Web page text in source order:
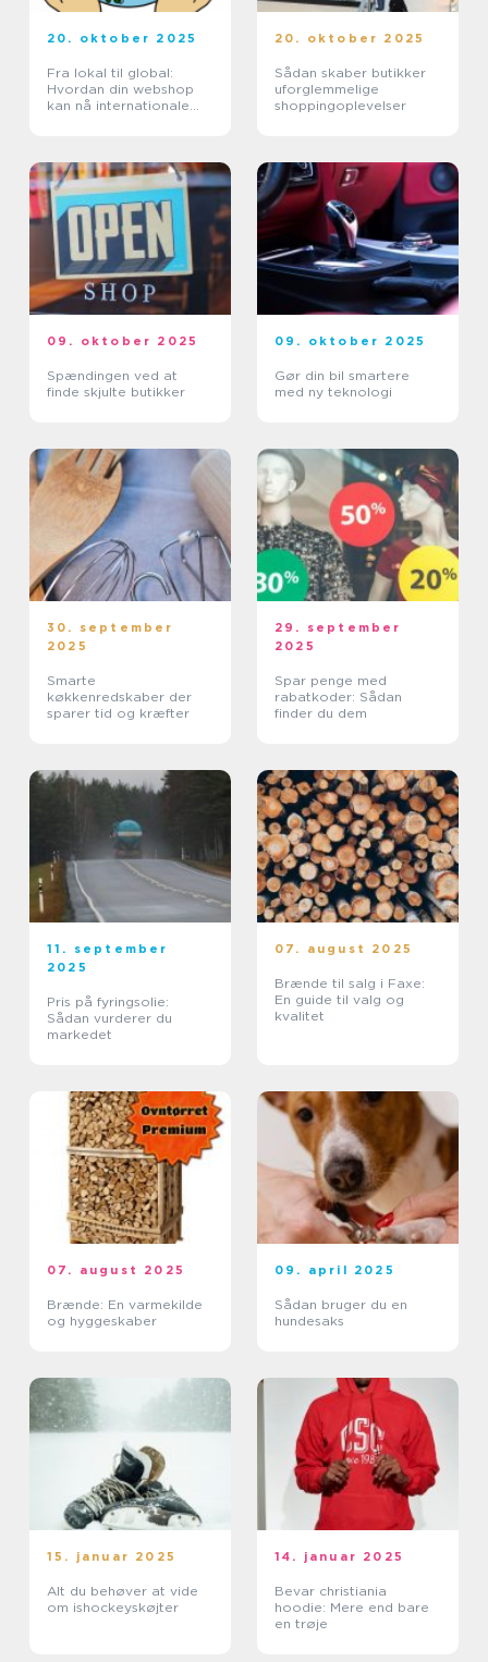
20. oktober 2025
Fra lokal til global:
Hvordan din webshop
kan nå internationale
20. oktober 2025
Sådan skaber butikker
uforglemmelige
shoppingoplevelser
09. oktober 2025
Spændingen ved at
finde skjulte butikker
09. oktober 2025
Gør din bil smartere
med ny teknologi
30. september
2025
Smarte
køkkenredskaber der
sparer tid og kræfter
29. september
2025
Spar penge med
rabatkoder: Sådan
finder du dem
11. september
2025
Pris på fyringsolie:
Sådan vurderer du
markedet
07. august 2025
Brænde til salg i Faxe:
En guide til valg og
kvalitet
07. august 2025
Brænde: En varmekilde
og hyggeskaber
09. april 2025
Sådan bruger du en
hundesaks
15. januar 2025
Alt du behøver at vide
om ishockeyskøjter
14. januar 2025
Bevar christiania
hoodie: Mere end bare
en trøje